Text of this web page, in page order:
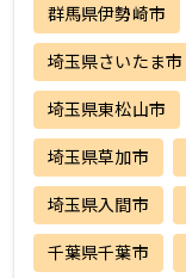
群馬県伊勢崎市
埼玉県さいたま市
埼玉県東松山市
埼玉県草加市
埼玉県入間市
千葉県千葉市